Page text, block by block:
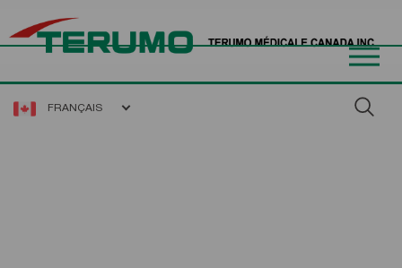
FRANÇAIS